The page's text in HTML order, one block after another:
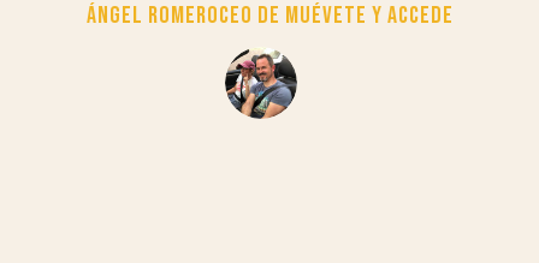
Ángel RomeroCEO de Muévete y Accede